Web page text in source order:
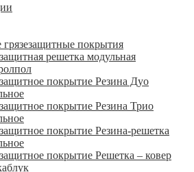
покрытия
решетка модульная
покрытие Резина Дуо
покрытие Резина Трио
покрытие Резина-решетка
покрытие Решетка – ковер